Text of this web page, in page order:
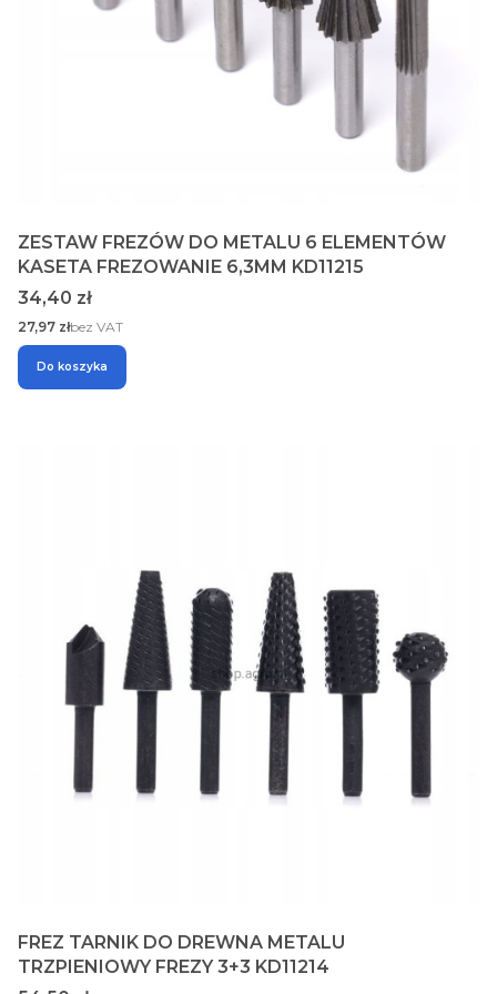
ZESTAW FREZÓW DO METALU 6 ELEMENTÓW
KASETA FREZOWANIE 6,3MM KD11215
Cena
34,40 zł
Cena
27,97 złbez VAT
Do koszyka
FREZ TARNIK DO DREWNA METALU
TRZPIENIOWY FREZY 3+3 KD11214